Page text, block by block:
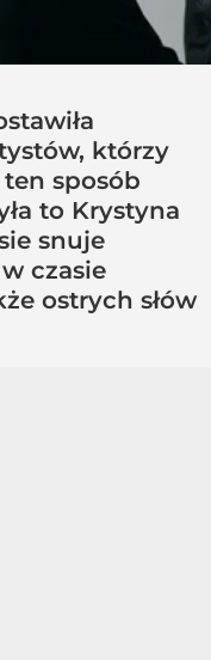
którzy
sposób
to Krystyna
snuje
czasie
ostrych słów